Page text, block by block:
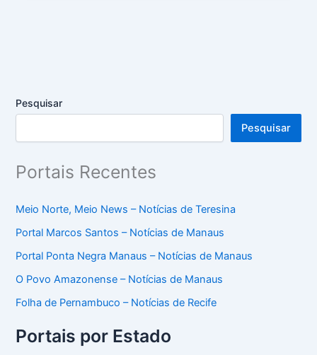
Pesquisar
Pesquisar
Portais Recentes
Meio Norte, Meio News – Notícias de Teresina
Portal Marcos Santos – Notícias de Manaus
Portal Ponta Negra Manaus – Notícias de Manaus
O Povo Amazonense – Notícias de Manaus
Folha de Pernambuco – Notícias de Recife
Portais por Estado